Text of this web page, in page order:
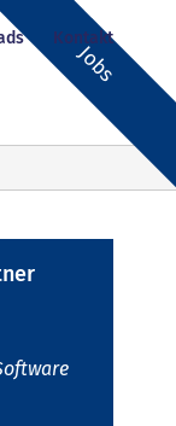
Jobs
Kontakt